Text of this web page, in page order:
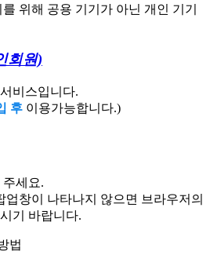
위해 공용 기기가 아닌 개인 기기
회원)
비스입니다.
후 이용가능합니다.)
세요.
업창이 나타나지 않으면 브라우저의
기 바랍니다.
법